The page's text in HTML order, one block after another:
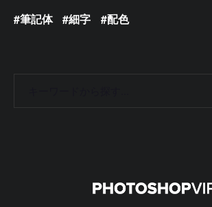
筆記体
細字 配色